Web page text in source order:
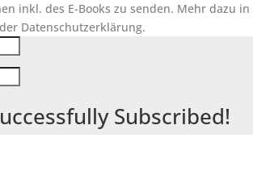
inkl. des E-Books zu senden. Mehr dazu in
der Datenschutzerklärung.
Subscribed!